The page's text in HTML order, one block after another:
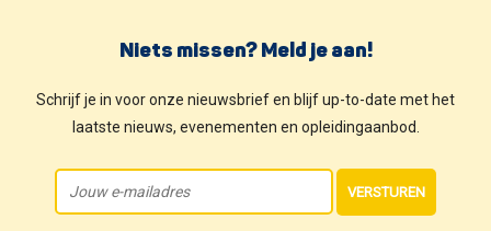
Niets missen? Meld je aan!
Schrijf je in voor onze nieuwsbrief en blijf up-to-date met het
laatste nieuws, evenementen en opleidingaanbod.
VERSTUREN